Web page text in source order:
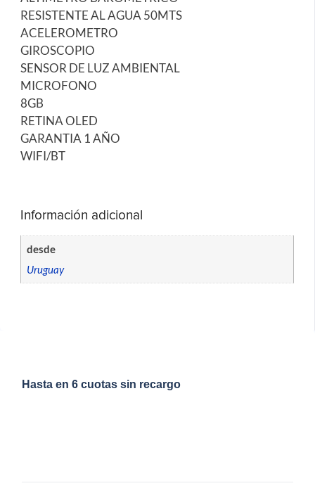
RESISTENTE AL AGUA 50MTS
ACELEROMETRO
GIROSCOPIO
SENSOR DE LUZ AMBIENTAL
MICROFONO
8GB
RETINA OLED
GARANTIA 1 AÑO
WIFI/BT
Información adicional
desde
Uruguay
Hasta en 6 cuotas sin recargo